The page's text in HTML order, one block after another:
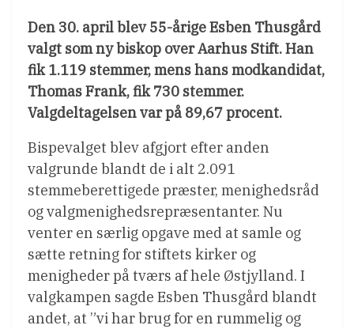
Den 30. april blev 55-årige Esben Thusgård
valgt som ny biskop over Aarhus Stift. Han
fik 1.119 stemmer, mens hans modkandidat,
Thomas Frank, fik 730 stemmer.
Valgdeltagelsen var på 89,67 procent.
Bispevalget blev afgjort efter anden
valgrunde blandt de i alt 2.091
stemmeberettigede præster, menighedsråd
og valgmenighedsrepræsentanter. Nu
venter en særlig opgave med at samle og
sætte retning for stiftets kirker og
menigheder på tværs af hele Østjylland. I
valgkampen sagde Esben Thusgård blandt
andet, at ”vi har brug for en rummelig og